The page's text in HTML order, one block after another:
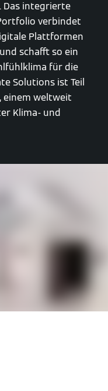
Das integrierte
verbindet
Plattformen
schafft so ein
für die
Solutions ist Teil
einem weltweit
Klima- und